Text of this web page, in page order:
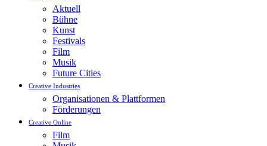
Aktuell
Bühne
Kunst
Festivals
Film
Musik
Future Cities
Creative Industries
Organisationen & Plattformen
Förderungen
Creative Online
Film